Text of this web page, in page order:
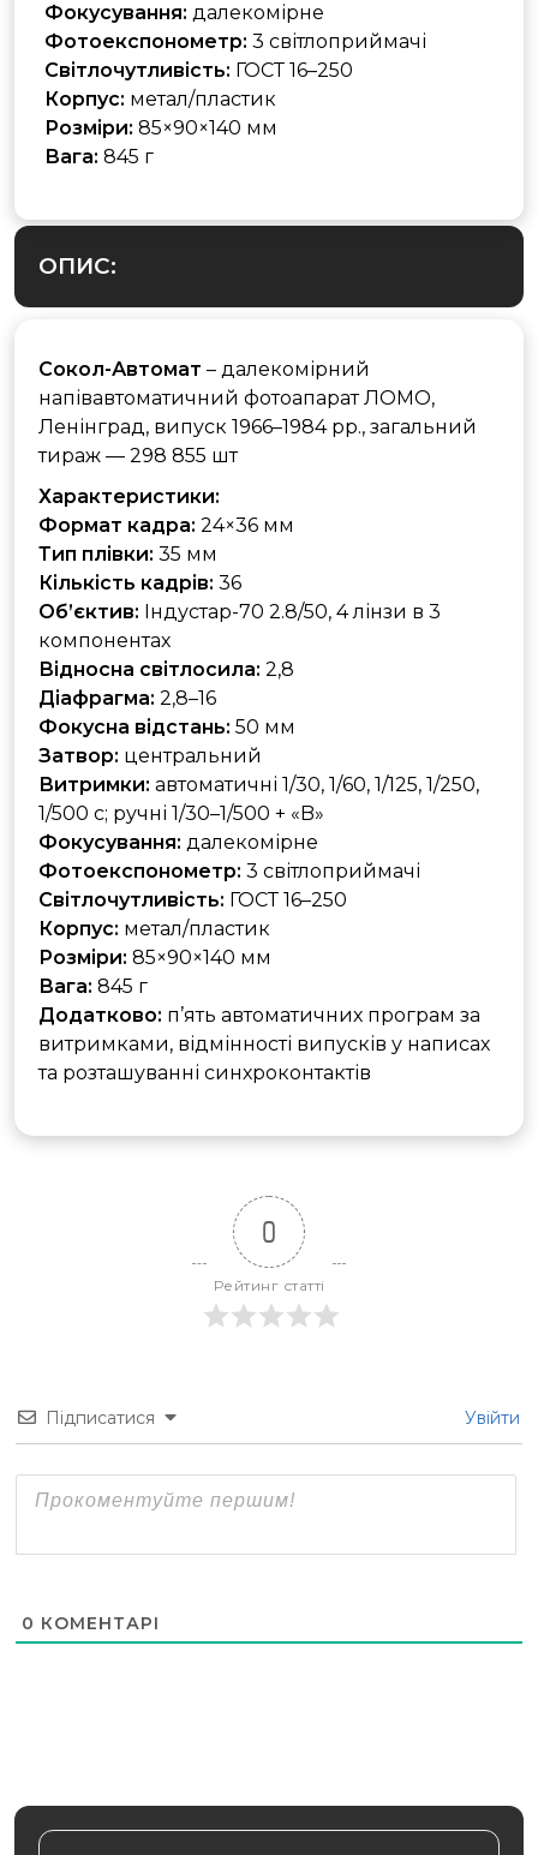
Фокусування: далекомірне
Фотоекспонометр: 3 світлоприймачі
Світлочутливість: ГОСТ 16–250
Корпус: метал/пластик
Розміри: 85×90×140 мм
Вага: 845 г
ОПИС:
Сокол-Автомат– далекомірний
напівавтоматичний фотоапарат ЛОМО,
Ленінград, випуск 1966–1984 рр., загальний
тираж — 298 855 шт
Характеристики:
Формат кадра: 24×36 мм
Тип плівки: 35 мм
Кількість кадрів: 36
Об’єктив: Індустар-70 2.8/50, 4 лінзи в 3
компонентах
Відносна світлосила: 2,8
Діафрагма: 2,8–16
Фокусна відстань: 50 мм
Затвор: центральний
Витримки: автоматичні 1/30, 1/60, 1/125, 1/250,
1/500 с; ручні 1/30–1/500 + «B»
Фокусування: далекомірне
Фотоекспонометр: 3 світлоприймачі
Світлочутливість: ГОСТ 16–250
Корпус: метал/пластик
Розміри: 85×90×140 мм
Вага: 845 г
Додатково: п’ять автоматичних програм за
витримками, відмінності випусків у написах
та розташуванні синхроконтактів
0
Рейтинг статті
Підписатися Увійти
0 КОМЕНТАРІ